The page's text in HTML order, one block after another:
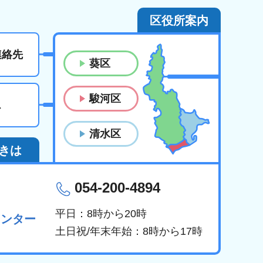
先
区役所案内
葵区
駿河区
清水区
は
ター
054-200-4894
平日：8時から20時
土日祝/年末年始：8時から17時